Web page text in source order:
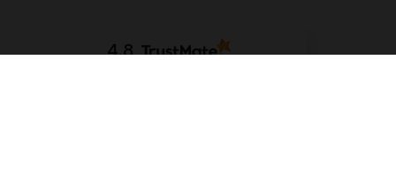
4.8